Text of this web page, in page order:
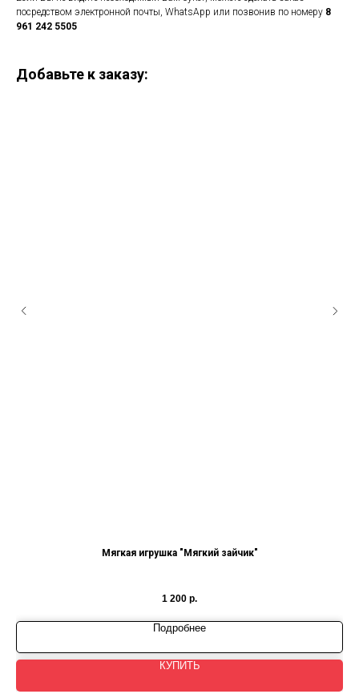
посредством электронной почты, WhatsApp или позвонив по номеру 8
961 242 5505
Добавьте к заказу:
Мягкая игрушка "Мягкий зайчик"
1 200 р.
Подробнее
КУПИТЬ